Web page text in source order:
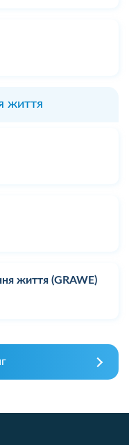
життя
життя (GRAWE)